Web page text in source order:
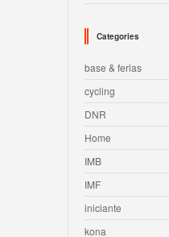
Categories
base & ferias
cycling
DNR
Home
IMB
IMF
iniciante
kona